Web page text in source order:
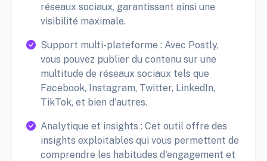
réseaux sociaux, garantissant ainsi une
visibilité maximale.
Support multi-plateforme : Avec Postly,
vous pouvez publier du contenu sur une
multitude de réseaux sociaux tels que
Facebook, Instagram, Twitter, LinkedIn,
TikTok, et bien d'autres.
Analytique et insights : Cet outil offre des
insights exploitables qui vous permettent de
comprendre les habitudes d'engagement et